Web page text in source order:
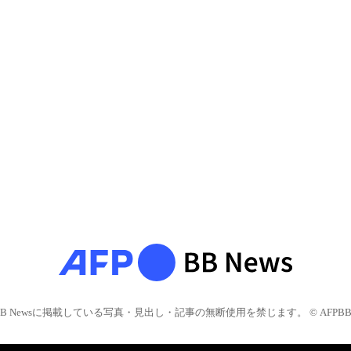
Newsに掲載している写真・見出し・記事の無断使用を禁じます。 © AFPBB